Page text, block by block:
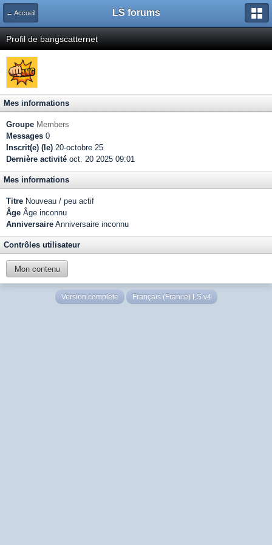
← Accueil LS forums
Profil de bangscatternet
Mes informations
Groupe Members
Messages 0
Inscrit(e) (le) 20-octobre 25
Dernière activité oct. 20 2025 09:01
Mes informations
Titre Nouveau / peu actif
Âge Âge inconnu
Anniversaire Anniversaire inconnu
Contrôles utilisateur
Mon contenu
Version complète Français (France) LS v4